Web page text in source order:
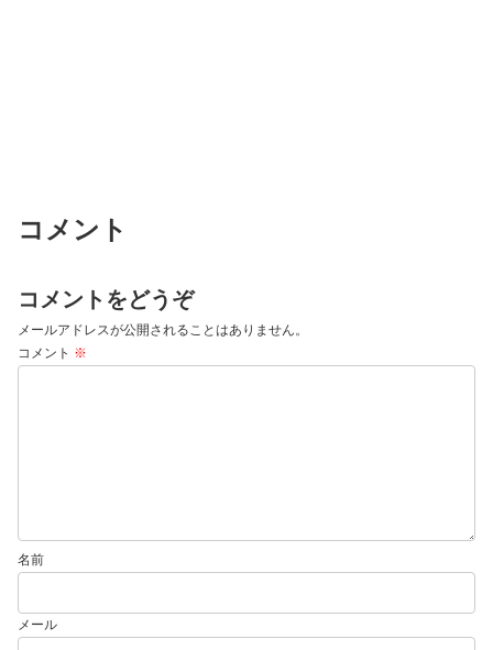
コメント
コメントをどうぞ
メールアドレスが公開されることはありません。
コメント ※
名前
メール